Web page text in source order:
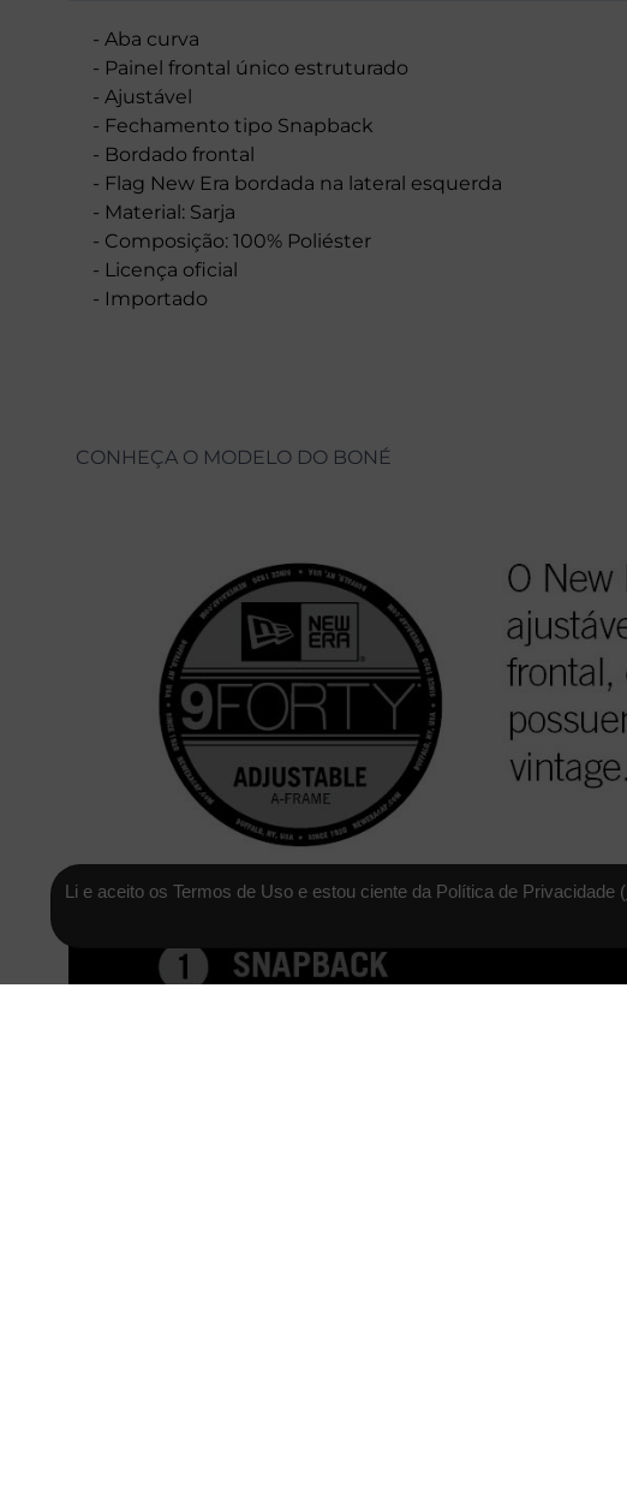
- Aba curva
- Painel frontal único estruturado
- Ajustável
- Fechamento tipo Snapback
- Bordado frontal
- Flag New Era bordada na lateral esquerda
- Material: Sarja
- Composição: 100% Poliéster
- Licença oficial
- Importado
CONHEÇA O MODELO DO BONÉ
Li e aceito os Termos de Uso e estou ciente da Política de Privacidade (